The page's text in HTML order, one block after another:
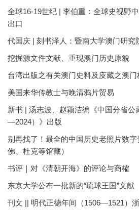
全球16-19世纪 | 李伯重：全球史视野
出口
代国庆 | 刻书泽人：暨南大学澳门研究
挖掘源文件文献、重现澳门历史原貌
台湾出版之有关澳门史料及庋藏之澳
美国来华传教士与晚清鸦片贸易
新书 | 汤志波、赵颖洁编《中国分省公
—2024）》出版
别再找了！最全的中国历史老照片数
佛、杜克等馆藏）
书评｜对《清朝开海》的评论与商榷
东京大学公布一批新的“琉球王国”文献
刊文 || 明代正德年间（1506—1521）